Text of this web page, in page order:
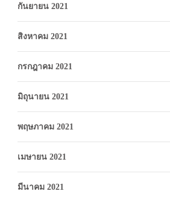
กันยายน 2021
สิงหาคม 2021
กรกฎาคม 2021
มิถุนายน 2021
พฤษภาคม 2021
เมษายน 2021
มีนาคม 2021